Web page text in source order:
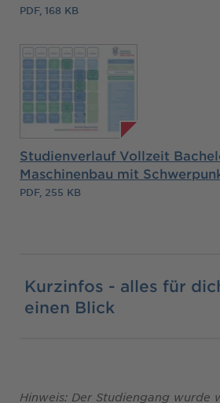
PDF, 168 KB
Studienverlauf Vollzeit
Maschinenbau mit
PDF, 255 KB
Kurzinfos - alles für
einen Blick
Hinweis: Der Studiengang wurde